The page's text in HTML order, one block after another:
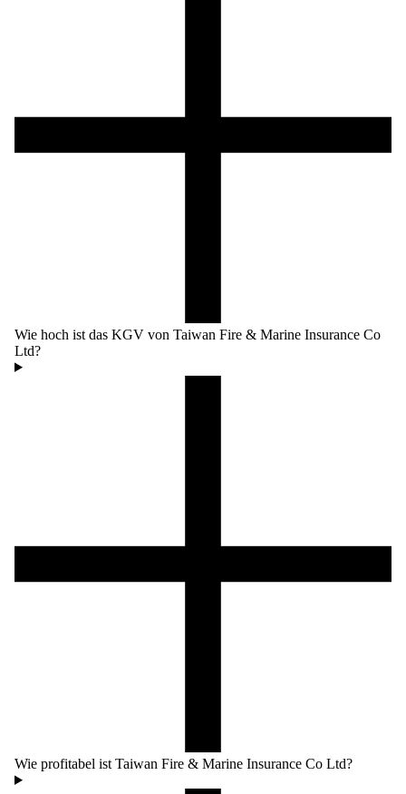
Wie hoch ist das KGV von Taiwan Fire & Marine Insurance Co
Ltd?
Wie profitabel ist Taiwan Fire & Marine Insurance Co Ltd?